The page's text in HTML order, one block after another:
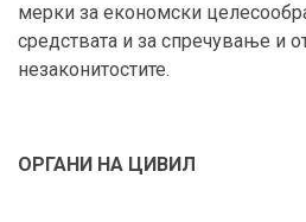
мерки за економски
средствата и за спречување и
незаконитостите.
ОРГАНИ НА ЦИВИЛ